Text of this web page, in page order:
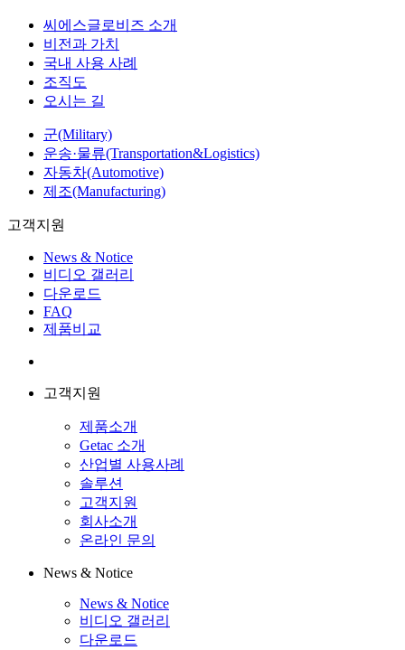
씨에스글로비즈 소개
비전과 가치
국내 사용 사례
조직도
오시는 길
군(Military)
운송·물류(Transportation&Logistics)
자동차(Automotive)
제조(Manufacturing)
고객지원
News & Notice
비디오 갤러리
다운로드
FAQ
제품비교
고객지원
제품소개
Getac 소개
산업별 사용사례
솔루션
고객지원
회사소개
온라인 문의
News & Notice
News & Notice
비디오 갤러리
다운로드